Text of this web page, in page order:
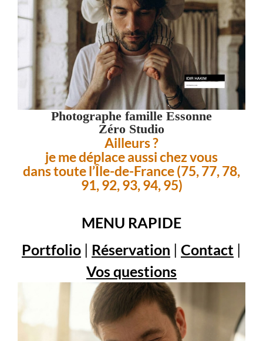
Photographe famille Essonne
Zéro Studio
Ailleurs ?
je me déplace aussi chez vous
dans toute l’Île-de-France (75, 77, 78,
91, 92, 93, 94, 95)
MENU RAPIDE
Portfolio | Réservation | Contact |
Vos questions